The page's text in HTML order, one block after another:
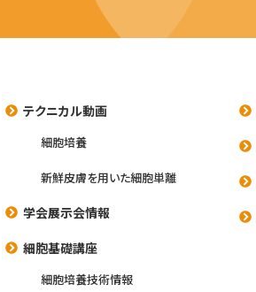
テクニカル動画
細胞培養
新鮮皮膚を用いた細胞単離
学会展示会情報
細胞基礎講座
細胞培養技術情報